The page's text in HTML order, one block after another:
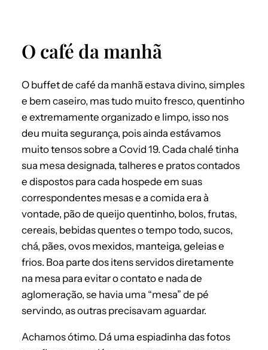
O café da manhã
O buffet de café da manhã estava divino, simples
e bem caseiro, mas tudo muito fresco, quentinho
e extremamente organizado e limpo, isso nos
deu muita segurança, pois ainda estávamos
muito tensos sobre a Covid 19. Cada chalé tinha
sua mesa designada, talheres e pratos contados
e dispostos para cada hospede em suas
correspondentes mesas e a comida era à
vontade, pão de queijo quentinho, bolos, frutas,
cereais, bebidas quentes o tempo todo, sucos,
chá, pães, ovos mexidos, manteiga, geleias e
frios. Boa parte dos itens servidos diretamente
na mesa para evitar o contato e nada de
aglomeração, se havia uma “mesa” de pé
servindo, as outras precisavam aguardar.
Achamos ótimo. Dá uma espiadinha das fotos